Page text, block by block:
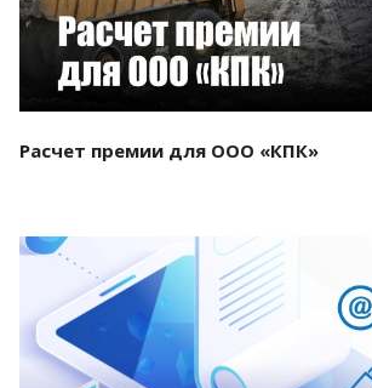
Расчет премии для ООО «КПК»